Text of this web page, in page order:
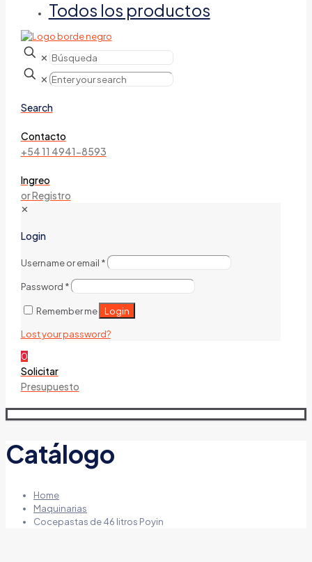
Todos los productos
✕
✕
Search
Contacto
+54 11 4941-8593
Ingreo
or Registro
✕
Login
Username or email *
Password *
Remember me Login
Lost your password?
0
Solicitar
Presupuesto
Catálogo
Home
Maquinarias
Cocepastas de 46 litros Poyin